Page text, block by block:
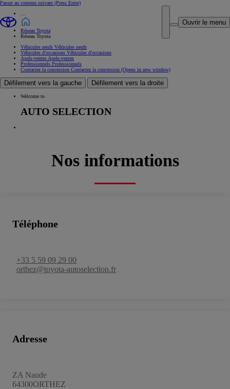
Passer au contenu suivant (Press Enter)
Ouvrir le menu
Réseau Toyota
Réseau Toyota
Véhicules neufs Véhicules neufs
Véhicules d'occasions Véhicules d'occasions
Après-ventes Après-ventes
Professionnels Professionnels
Contactez la concession Contactez la concession (Opens in new window)
Défilement vers la gauche Défilement vers la droite
Welcome to
AUTO SELECTION
Nos informations
Téléphone
+33 5 59 09 29 00
orthez@toyota-autoselection.fr
Adresse
ZA Naude
64300ORTHEZ